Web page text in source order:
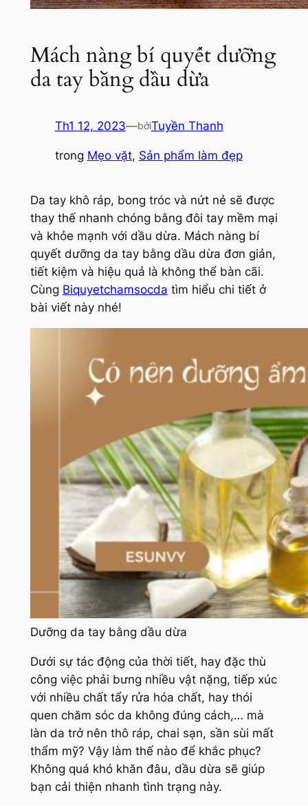
Mách nàng bí quyết dưỡng
da tay bằng dầu dừa
Th1 12, 2023—bởiTuyền Thanh
trong Mẹo vặt, Sản phẩm làm đẹp
Da tay khô ráp, bong tróc và nứt nẻ sẽ được
thay thế nhanh chóng bằng đôi tay mềm mại
và khỏe mạnh với dầu dừa. Mách nàng bí
quyết dưỡng da tay bằng dầu dừa đơn giản,
tiết kiệm và hiệu quả là không thể bàn cãi.
Cùng Biquyetchamsocda tìm hiểu chi tiết ở
bài viết này nhé!
Dưỡng da tay bằng dầu dừa
Dưới sự tác động của thời tiết, hay đặc thù
công việc phải bưng nhiều vật nặng, tiếp xúc
với nhiều chất tẩy rửa hóa chất, hay thói
quen chăm sóc da không đúng cách,… mà
làn da trở nên thô ráp, chai sạn, sần sùi mất
thẩm mỹ? Vậy làm thế nào để khắc phục?
Không quá khó khăn đâu, dầu dừa sẽ giúp
bạn cải thiện nhanh tình trạng này.